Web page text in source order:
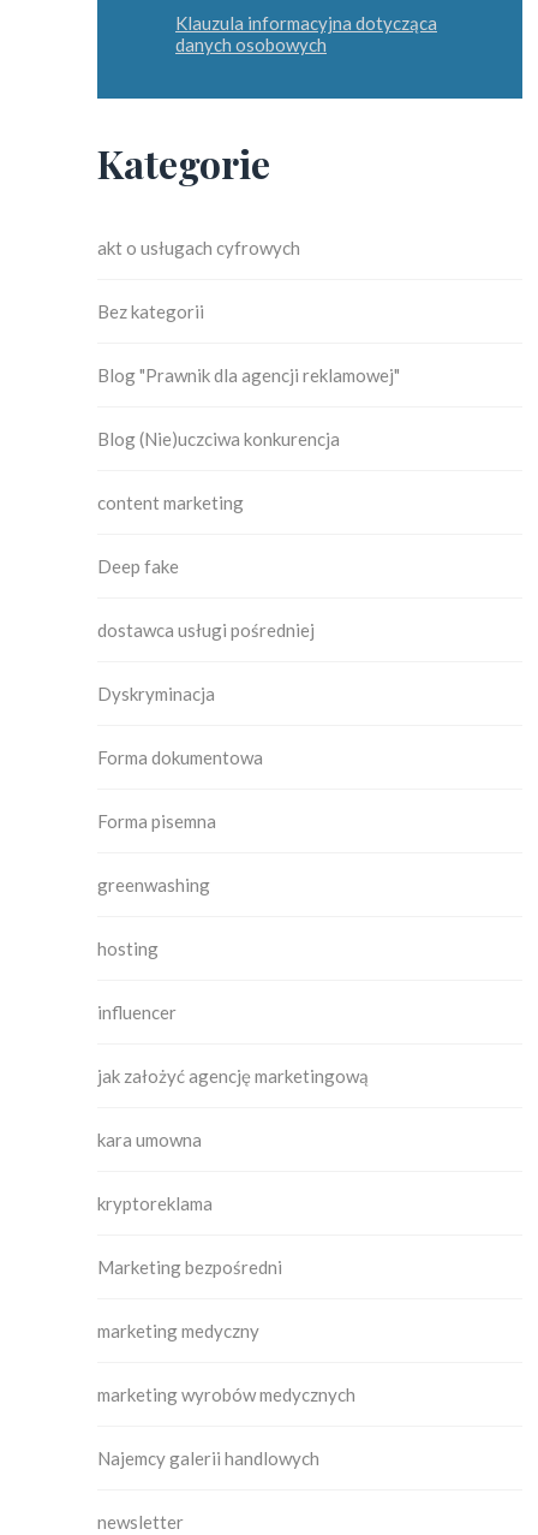
Klauzula informacyjna dotycząca
danych osobowych
Kategorie
akt o usługach cyfrowych
Bez kategorii
Blog "Prawnik dla agencji reklamowej"
Blog (Nie)uczciwa konkurencja
content marketing
Deep fake
dostawca usługi pośredniej
Dyskryminacja
Forma dokumentowa
Forma pisemna
greenwashing
hosting
influencer
jak założyć agencję marketingową
kara umowna
kryptoreklama
Marketing bezpośredni
marketing medyczny
marketing wyrobów medycznych
Najemcy galerii handlowych
newsletter